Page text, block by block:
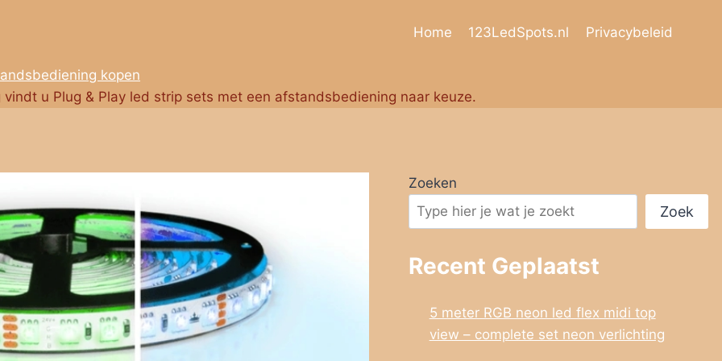
Home 123LedSpots.nl Privacybeleid
kopen
vindt u Plug & Play led strip sets met een afstandsbediening naar keuze.
Zoeken
Zoek
Recent Geplaatst
5 meter RGB neon led flex midi top
view – complete set neon verlichting